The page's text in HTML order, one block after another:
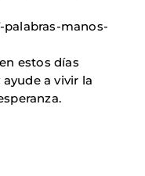
manos-
estos días
a vivir la